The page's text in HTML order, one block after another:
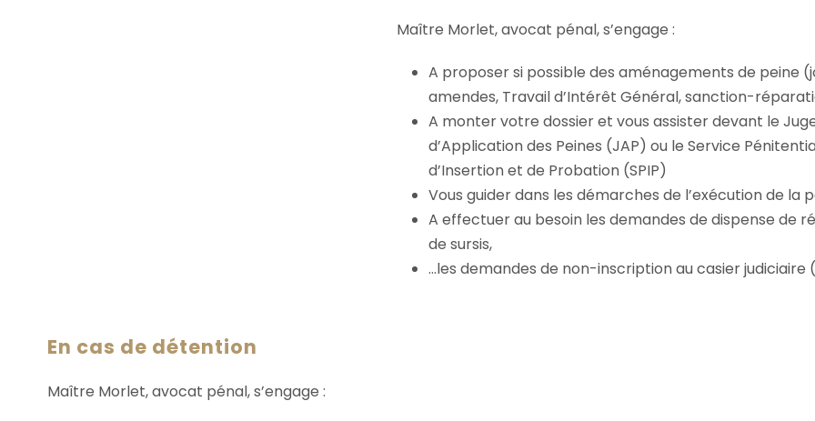
Maître Morlet, avocat pénal, s’engage :
A proposer si possible des aménagements de peine
amendes, Travail d’Intérêt Général, sanction-
A monter votre dossier et vous assister devant le
d’Application des Peines (JAP) ou le Service
d’Insertion et de Probation (SPIP)
Vous guider dans les démarches de l’exécution de la
A effectuer au besoin les demandes de dispense de
de sursis,
…les demandes de non-inscription au casier judiciaire
En cas de détention
Maître Morlet, avocat pénal, s’engage :